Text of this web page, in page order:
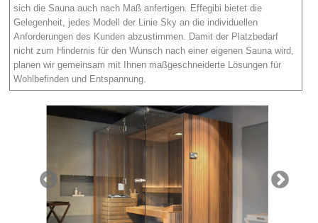
Kamin
Rimadesio
Licht
Carl Hansen
Unternehmen
sich die Sauna auch nach Maß anfertigen. Effegibi bietet die
Gelegenheit, jedes Modell der Linie Sky an die individuellen
Anforderungen des Kunden abzustimmen. Damit der Platzbedarf
nicht zum Hindernis für den Wunsch nach einer eigenen Sauna wird,
planen wir gemeinsam mit Ihnen maßgeschneiderte Lösungen für
Wohlbefinden und Entspannung.